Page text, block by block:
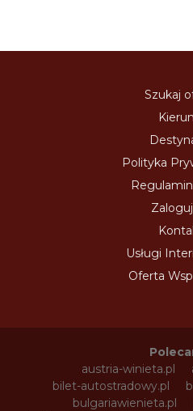
Szukaj
Polityka
Usługi
Oferta
austria-winieta.pl
bilet-autostradowy.pl
bulgariawienieta.pl